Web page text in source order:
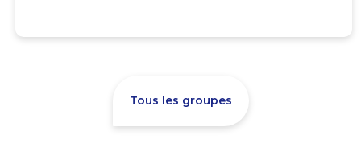
Tous les groupes